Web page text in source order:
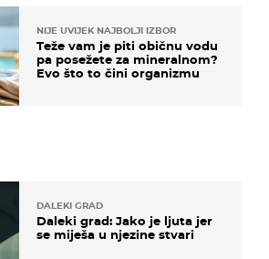
DALEKI GRAD
Daleki grad: Jako je ljuta jer
se miješa u njezine stvari
NIJE UVIJEK NAJBOLJI IZBOR
Teže vam je piti običnu vodu
pa posežete za mineralnom?
Evo što to čini organizmu